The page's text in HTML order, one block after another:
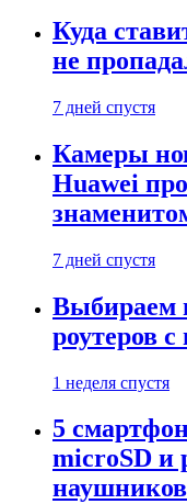
Куда
не
7 дней спустя
Камеры
Huawei
7 дней спустя
Выбираем
роутеров
1 неделя спустя
5
microSD и
наушников